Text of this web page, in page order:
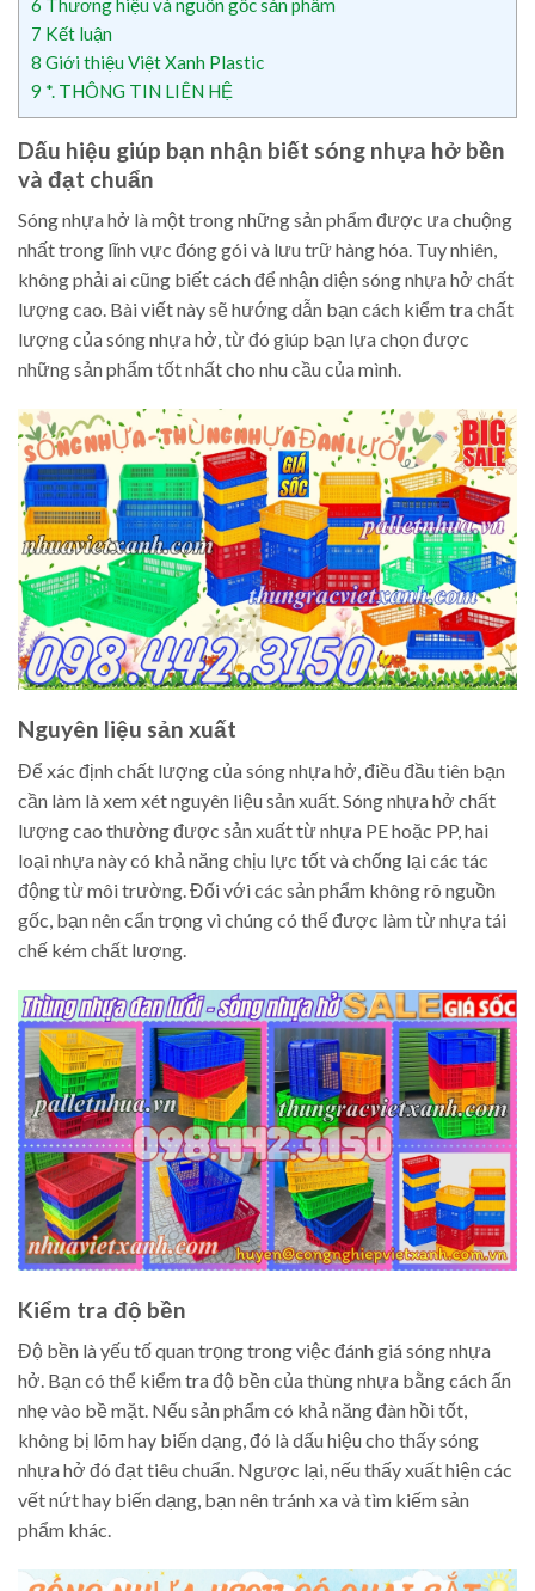
6 Thương hiệu và nguồn gốc sản phẩm
7 Kết luận
8 Giới thiệu Việt Xanh Plastic
9 *. THÔNG TIN LIÊN HỆ
Dấu hiệu giúp bạn nhận biết sóng nhựa hở bền
và đạt chuẩn
Sóng nhựa hở là một trong những sản phẩm được ưa chuộng
nhất trong lĩnh vực đóng gói và lưu trữ hàng hóa. Tuy nhiên,
không phải ai cũng biết cách để nhận diện sóng nhựa hở chất
lượng cao. Bài viết này sẽ hướng dẫn bạn cách kiểm tra chất
lượng của sóng nhựa hở, từ đó giúp bạn lựa chọn được
những sản phẩm tốt nhất cho nhu cầu của mình.
Nguyên liệu sản xuất
Để xác định chất lượng của sóng nhựa hở, điều đầu tiên bạn
cần làm là xem xét nguyên liệu sản xuất. Sóng nhựa hở chất
lượng cao thường được sản xuất từ nhựa PE hoặc PP, hai
loại nhựa này có khả năng chịu lực tốt và chống lại các tác
động từ môi trường. Đối với các sản phẩm không rõ nguồn
gốc, bạn nên cẩn trọng vì chúng có thể được làm từ nhựa tái
chế kém chất lượng.
Kiểm tra độ bền
Độ bền là yếu tố quan trọng trong việc đánh giá sóng nhựa
hở. Bạn có thể kiểm tra độ bền của thùng nhựa bằng cách ấn
nhẹ vào bề mặt. Nếu sản phẩm có khả năng đàn hồi tốt,
không bị lõm hay biến dạng, đó là dấu hiệu cho thấy sóng
nhựa hở đó đạt tiêu chuẩn. Ngược lại, nếu thấy xuất hiện các
vết nứt hay biến dạng, bạn nên tránh xa và tìm kiếm sản
phẩm khác.